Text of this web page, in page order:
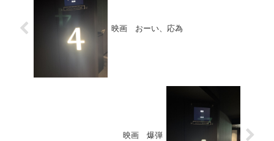
映画 おーい、応為
映画 爆弾